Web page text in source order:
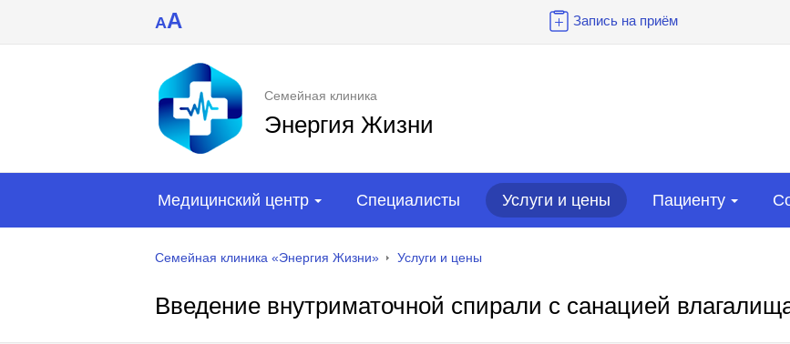
AA Запись на приём
Семейная клиника
Энергия Жизни
Медицинский центр Специалисты Услуги и цены Пациенту
Семейная клиника «Энергия Жизни» Услуги и цены
Введение внутриматочной спирали с санацией